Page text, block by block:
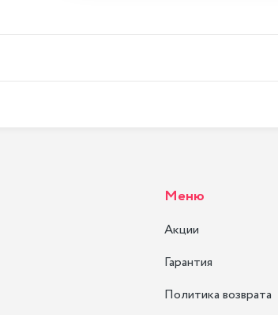
Меню
Акции
Гарантия
Политика возврата